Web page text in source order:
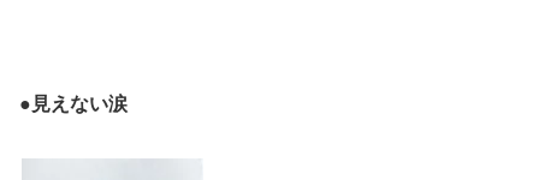
●見えない涙